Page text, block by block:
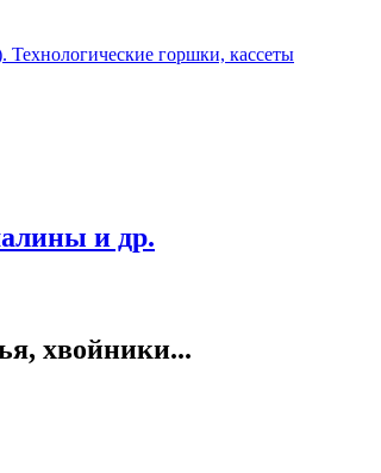
горшки, кассеты
и др.
хвойники...